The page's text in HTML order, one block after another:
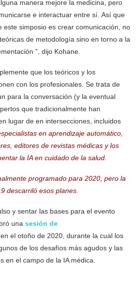
manera mejore la medicina, pero
e interactuar entre sí. Así que
este simposio es crear comunicación, no
de metodología sino en torno a la
”, dijo Kohane.
que los teóricos y los
con los profesionales. Se trata de
para la conversación (y la eventual
que tradicionalmente han
lugar de en intersecciones, incluidos
en aprendizaje automático,
editores de revistas médicas y los
la IA en cuidado de la salud.
programado para 2020, pero la
descarriló esos planes.
y sentar las bases para el evento
una sesión de
el otoño de 2020, durante la cual los
de los desafíos más agudos y las
en el campo de la IA médica.